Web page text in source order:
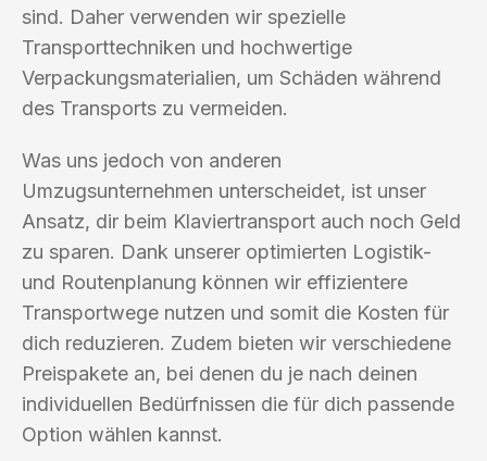
sind. Daher verwenden wir spezielle
Transporttechniken und hochwertige
Verpackungsmaterialien, um Schäden während
des Transports zu vermeiden.
Was uns jedoch von anderen
Umzugsunternehmen unterscheidet, ist unser
Ansatz, dir beim Klaviertransport auch noch Geld
zu sparen. Dank unserer optimierten Logistik-
und Routenplanung können wir effizientere
Transportwege nutzen und somit die Kosten für
dich reduzieren. Zudem bieten wir verschiedene
Preispakete an, bei denen du je nach deinen
individuellen Bedürfnissen die für dich passende
Option wählen kannst.